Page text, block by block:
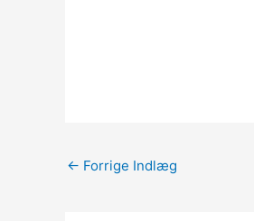
← Forrige Indlæg